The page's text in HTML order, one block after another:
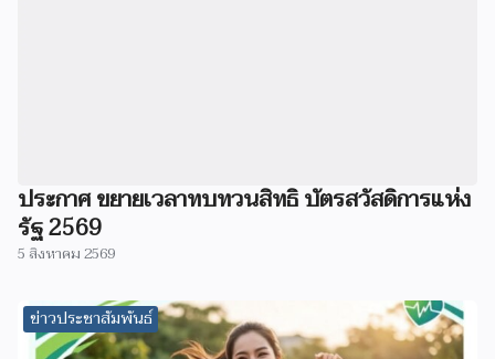
ประกาศ ขยายเวลาทบทวนสิทธิ บัตรสวัสดิการแห่ง
รัฐ 2569
5 สิงหาคม 2569
ข่าวประชาสัมพันธ์